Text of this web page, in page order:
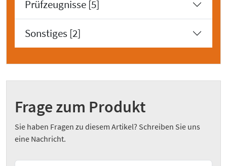
Prüfzeugnisse [5]
Sonstiges [2]
Frage zum Produkt
Sie haben Fragen zu diesem Artikel? Schreiben Sie uns
eine Nachricht.